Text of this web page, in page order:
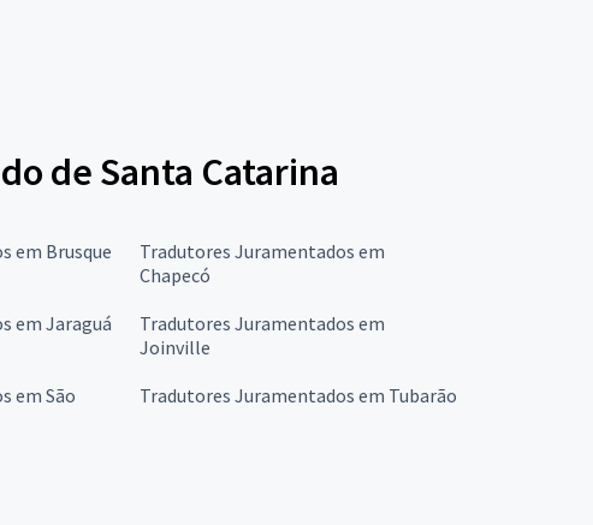
de Santa Catarina
em Brusque
Tradutores Juramentados em
Chapecó
em Jaraguá
Tradutores Juramentados em
Joinville
em São
Tradutores Juramentados em Tubarão